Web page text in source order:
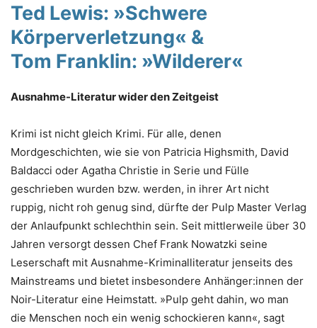
Ted Lewis: »Schwere
Körperverletzung« &
Tom Franklin: »Wilderer«
Ausnahme-Literatur wider den Zeitgeist
Krimi ist nicht gleich Krimi. Für alle, denen
Mordgeschichten, wie sie von Patricia Highsmith, David
Baldacci oder Agatha Christie in Serie und Fülle
geschrieben wurden bzw. werden, in ihrer Art nicht
ruppig, nicht roh genug sind, dürfte der Pulp Master Verlag
der Anlaufpunkt schlechthin sein. Seit mittlerweile über 30
Jahren versorgt dessen Chef Frank Nowatzki seine
Leserschaft mit Ausnahme-Kriminalliteratur jenseits des
Mainstreams und bietet insbesondere Anhänger:innen der
Noir-Literatur eine Heimstatt. »Pulp geht dahin, wo man
die Menschen noch ein wenig schockieren kann«, sagt